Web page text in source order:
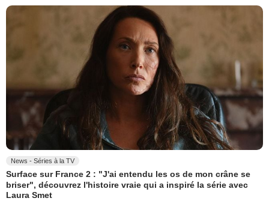
News - Séries à la TV
Surface sur France 2 : "J'ai entendu les os de mon crâne se
briser", découvrez l'histoire vraie qui a inspiré la série avec
Laura Smet